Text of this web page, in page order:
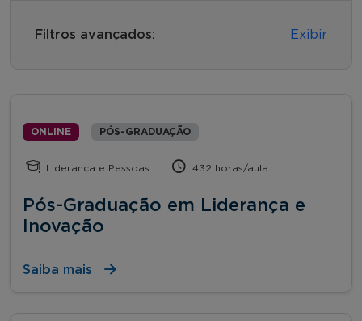
Filtros avançados: Exibir
ONLINE PÓS-GRADUAÇÃO
Liderança e Pessoas 432 horas/aula
Pós-Graduação em Liderança e
Inovação
Saiba mais